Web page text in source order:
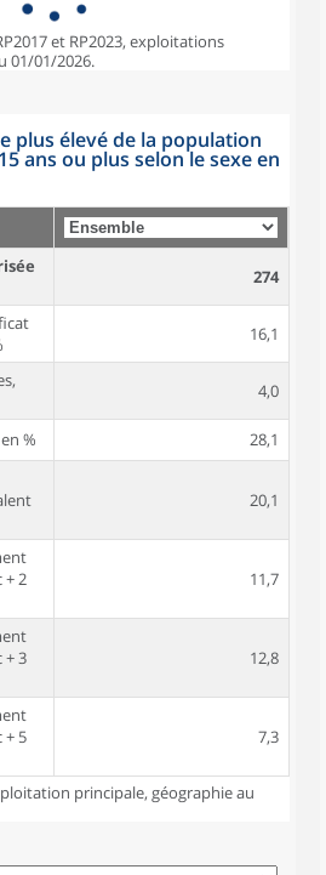
et RP2023, exploitations
01/01/2026.
plus élevé de la population
ans ou plus selon le sexe en
274
16,1
4,0
%
28,1
20,1
+ 2
11,7
+ 3
12,8
+ 5
7,3
principale, géographie au